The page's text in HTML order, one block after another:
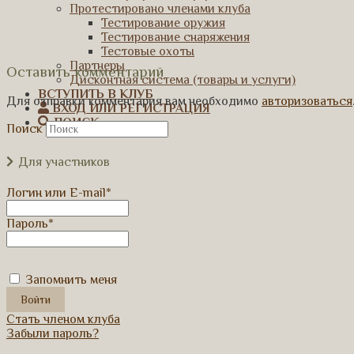
Протестировано членами клуба
Тестирование оружия
Тестирование снаряжения
Тестовые охоты
Партнеры
Дисконтная система (товары и услуги)
ВСТУПИТЬ В КЛУБ
ВХОД ИЛИ РЕГИСТРАЦИЯ
ПОИСК
Оставить комментарий
Для отправки комментария вам необходимо авторизоваться.
Поиск
Для участников
Логин или E-mail*
Пароль*
Запомнить меня
Стать членом клуба
Забыли пароль?